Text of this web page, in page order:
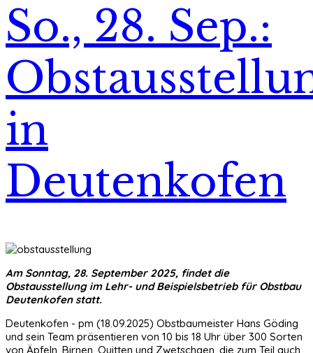
So., 28. Sep.:
in
Deutenkofen
Am Sonntag, 28. September 2025, findet die
Obstausstellung im Lehr- und Beispielsbetrieb für Obstbau
Deutenkofen statt.
Deutenkofen - pm (18.09.2025) Obstbaumeister Hans Göding
und sein Team präsentieren von 10 bis 18 Uhr über 300 Sorten
von Äpfeln, Birnen, Quitten und Zwetschgen, die zum Teil auch